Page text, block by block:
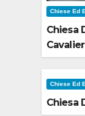
Chiese Ed
Chiesa
Chiese Ed
Chiesa